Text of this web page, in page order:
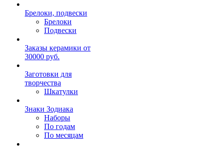
Брелоки, подвески
Брелоки
Подвески
Заказы керамики от
30000 руб.
Заготовки для
творчества
Шкатулки
Знаки Зодиака
Наборы
По годам
По месяцам